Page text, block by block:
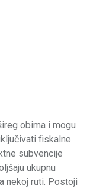
obima i mogu
fiskalne
subvencije
ukupnu
nekoj ruti. Postoji